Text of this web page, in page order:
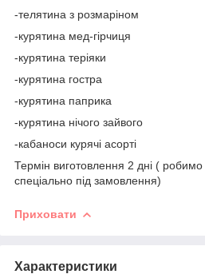
-телятина з розмаріном
-курятина мед-гірчиця
-курятина теріяки
-курятина гостра
-курятина паприка
-курятина нічого зайвого
-кабаноси курячі асорті
Термін виготовлення 2 дні ( робимо
спеціально під замовлення)
Приховати
Характеристики